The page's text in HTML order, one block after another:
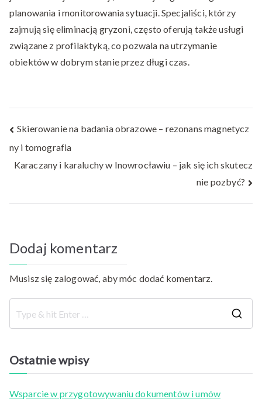
planowania i monitorowania sytuacji. Specjaliści, którzy
zajmują się eliminacją gryzoni, często oferują także usługi
związane z profilaktyką, co pozwala na utrzymanie
obiektów w dobrym stanie przez długi czas.
Nawigacja
wpisu
Skierowanie na badania obrazowe – rezonans magnetycz
ny i tomografia
Karaczany i karaluchy w Inowrocławiu – jak się ich skutecz
nie pozbyć?
Dodaj komentarz
Musisz się zalogować, aby móc dodać komentarz.
Ostatnie wpisy
Wsparcie w przygotowywaniu dokumentów i umów